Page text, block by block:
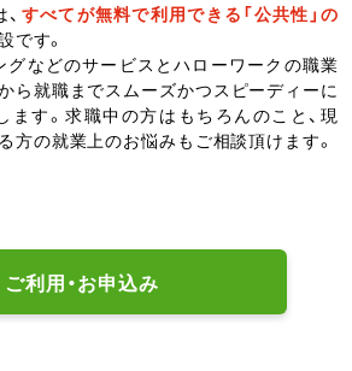
すべてが無料で利用できる「公共性」の
です。
グなどのサービスとハローワークの職業
ら就職までスムーズかつスピーディーに
ます。求職中の方はもちろんのこと、現
方の就業上のお悩みもご相談頂けます。
ご利用・お申込み